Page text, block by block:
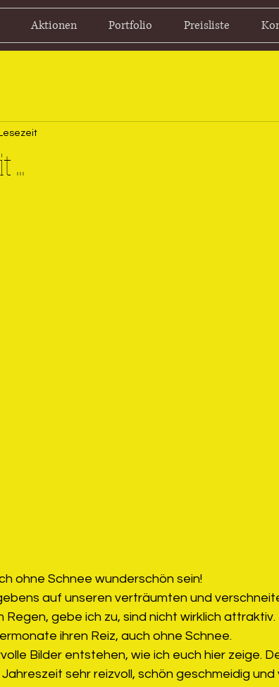
Aktionen Portfolio Preisliste
...
ohne Schnee wunderschön sein!
auf unseren verträumten und
Regen, gebe ich zu, sind nicht wirklich
ihren Reiz, auch ohne Schnee.
Bilder entstehen, wie ich euch hier zeige.
sehr reizvoll, schön geschmeidig und